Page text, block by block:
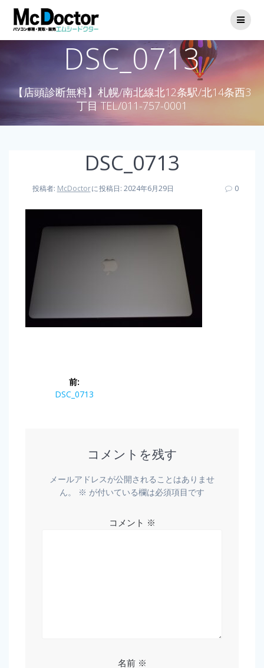
DSC_0713
【店頭診断無料】札幌/南北線北12条駅/北14条西3
丁目 TEL/011-757-0001
DSC_0713
投稿者: McDoctorに投稿日: 2024年6月29日 0
前:
DSC_0713
コメントを残す
メールアドレスが公開されることはありませ
ん。
※ が付いている欄は必須項目です
コメント ※
名前 ※